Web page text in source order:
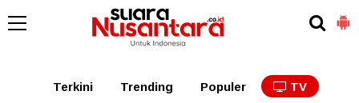
Kalbar Kalteng
Terkini Trending Populer TV